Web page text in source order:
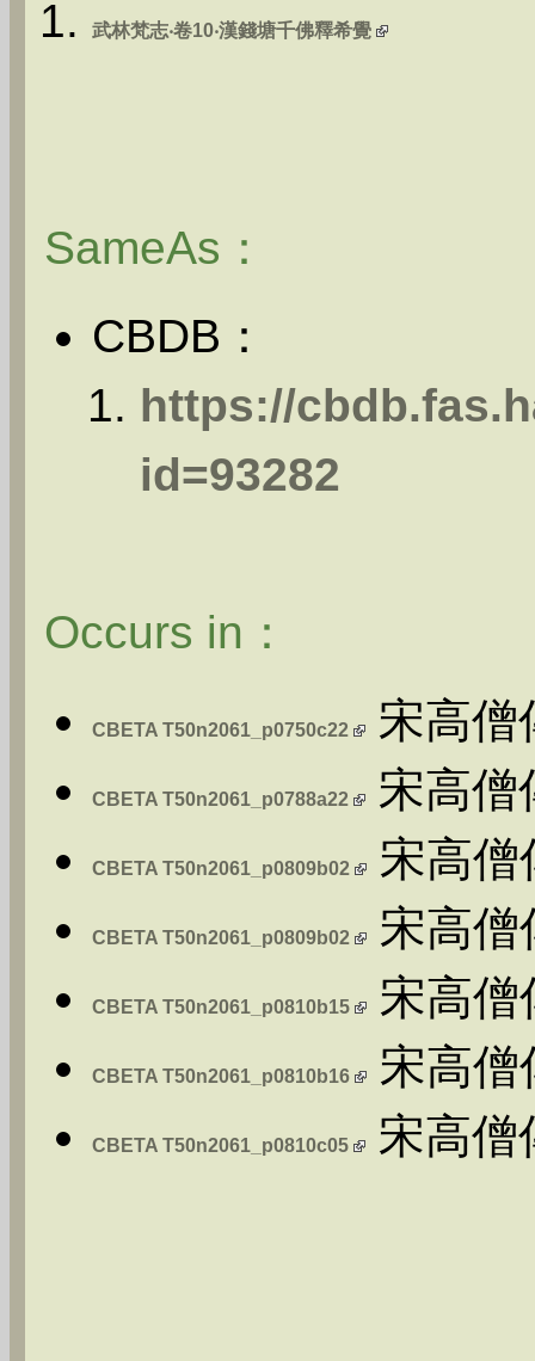
武林梵志‧卷10‧漢錢塘千佛釋希覺
SameAs：
CBDB：
https://
id=93282
Occurs in：
CBETA T50n2061_p0750c22 宋高僧
CBETA T50n2061_p0788a22 宋高僧
CBETA T50n2061_p0809b02 宋高僧
CBETA T50n2061_p0809b02 宋高僧
CBETA T50n2061_p0810b15 宋高僧
CBETA T50n2061_p0810b16 宋高僧
CBETA T50n2061_p0810c05 宋高僧